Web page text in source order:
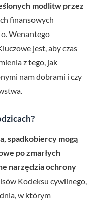
modlitw przez
finansowych
Wenantego
jest, aby czas
z tego, jak
nam dobrami i czy
spadkobiercy mogą
po zmarłych
narzędzia ochrony
Kodeksu cywilnego,
w którym